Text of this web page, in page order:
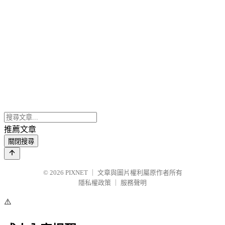
推薦文章
關閉搜尋
© 2026 PIXNET
文章與圖片權利屬原作者所有
隱私權政策
服務聲明
⚠️